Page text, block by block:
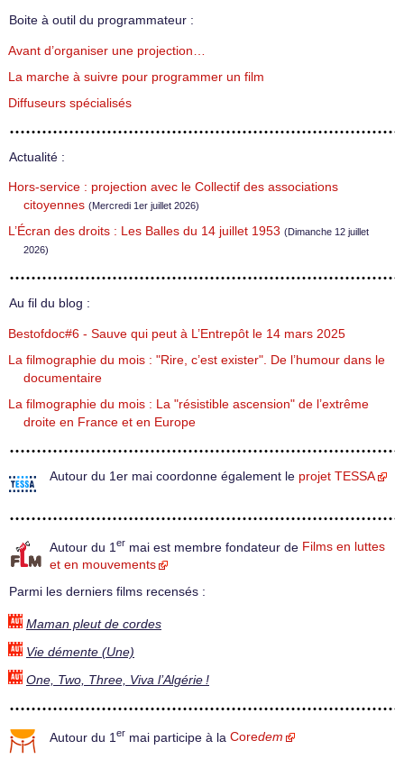
Boite à outil du programmateur :
Avant d’organiser une projection…
La marche à suivre pour programmer un film
Diffuseurs spécialisés
Actualité :
Hors-service : projection avec le Collectif des associations
citoyennes (Mercredi 1er juillet 2026)
L’Écran des droits : Les Balles du 14 juillet 1953 (Dimanche 12 juillet
2026)
Au fil du blog :
Bestofdoc#6 - Sauve qui peut à L’Entrepôt le 14 mars 2025
La filmographie du mois : "Rire, c’est exister". De l’humour dans le
documentaire
La filmographie du mois : La "résistible ascension" de l’extrême
droite en France et en Europe
Autour du 1er mai coordonne également le projet TESSA
Autour du 1 er mai est membre fondateur de Films en luttes
et en mouvements
Parmi les derniers films recensés :
Maman pleut de cordes
Vie démente (Une)
One, Two, Three, Viva l’Algérie !
Autour du 1 er mai participe à la Coredem